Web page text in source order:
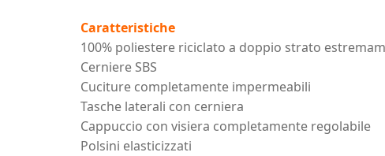
Caratteristiche
100% poliestere riciclato a doppio strato
Cerniere SBS
Cuciture completamente impermeabili
Tasche laterali con cerniera
Cappuccio con visiera completamente regolabile
Polsini elasticizzati